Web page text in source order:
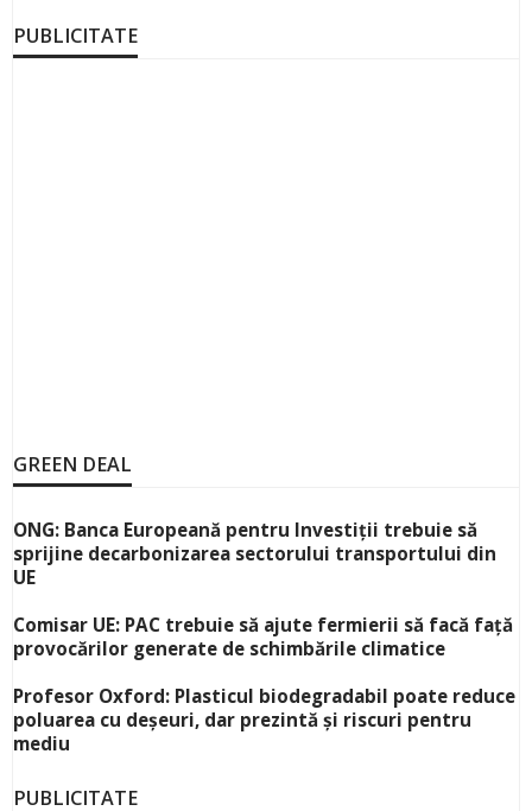
PUBLICITATE
GREEN DEAL
ONG: Banca Europeană pentru Investiții trebuie să
sprijine decarbonizarea sectorului transportului din
UE
Comisar UE: PAC trebuie să ajute fermierii să facă față
provocărilor generate de schimbările climatice
Profesor Oxford: Plasticul biodegradabil poate reduce
poluarea cu deșeuri, dar prezintă și riscuri pentru
mediu
PUBLICITATE